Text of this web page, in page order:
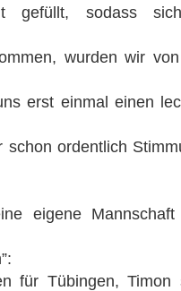
gefüllt, sodass
wurden wir
erst einmal einen
ordentlich
eigene
für Tübingen,